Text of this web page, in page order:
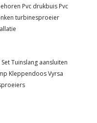
Pvc drukbuis Pvc
turbinesproeier
SetTuinslang aansluiten
KleppendoosVyrsa